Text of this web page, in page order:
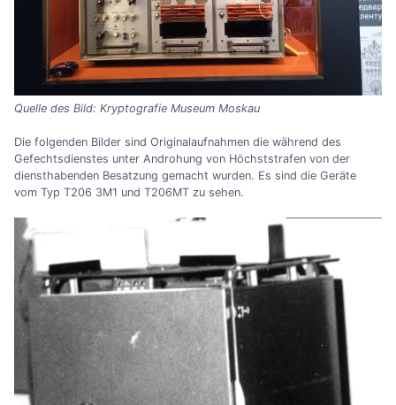
Quelle des Bild: Kryptografie Museum Moskau
Die folgenden Bilder sind Originalaufnahmen die während des
Gefechtsdienstes unter Androhung von Höchststrafen von der
diensthabenden Besatzung gemacht wurden. Es sind die Geräte
vom Typ T206 3M1 und T206MT zu sehen.